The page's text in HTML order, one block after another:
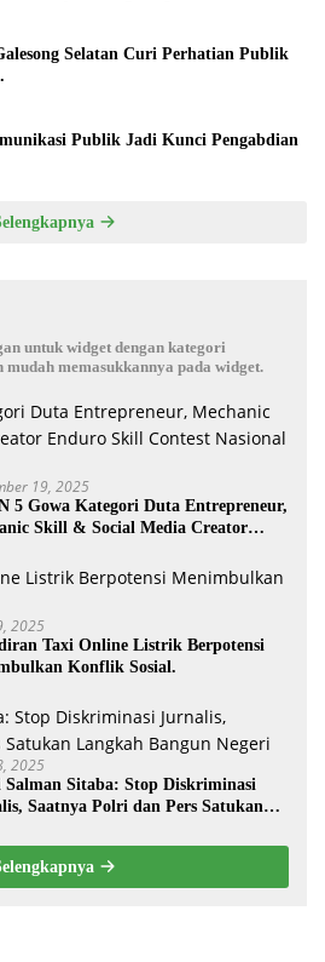
Selatan Curi Perhatian Publik
Publik Jadi Kunci Pengabdian
untuk widget dengan kategori
mudah memasukkannya pada widget.
19, 2025
5 Gowa Kategori Duta Entrepreneur,
Skill & Social Media Creator
2025
Taxi Online Listrik Berpotensi
Konflik Sosial.
2025
Salman Sitaba: Stop Diskriminasi
Saatnya Polri dan Pers Satukan